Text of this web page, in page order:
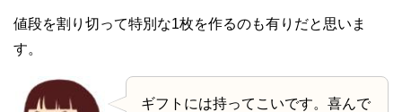
値段を割り切って特別な1枚を作るのも有りだと思いま
す。
ギフトには持ってこいです。喜んで